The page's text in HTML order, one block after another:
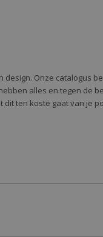
Onze catalogus
alles en tegen de
ten koste gaat van je